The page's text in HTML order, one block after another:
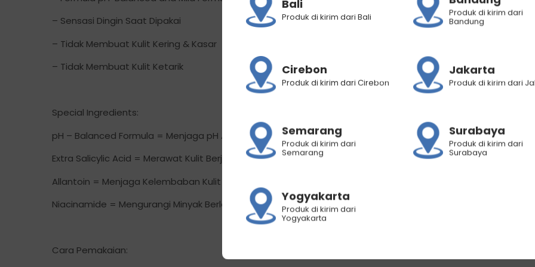
– Sensasi Dingin Saat Dipakai
– Tidak Membuat Kulit Kering & Kasar
– Tidak Membuat Kulit Ketarik
Special Ingredients:
pH – Balanced Formula = Menjaga pH Alami Kulit & Aman Untuk Kulit Sensitif
Extra Salicylic Acid = Merawat Kulit Berjerawat, Mengangkat Sel Kulit Mati & Bersihkan Pori-Pori
Allantoin = Menjaga Kelembaban Kulit & Tidak Menimbulkan Iritasi
Niacinamide = Mengurangi Minyak Berlebih & Menjaga Skin Barrier
Cara Pemakaian:
Bali
Produk di kirim dari Bali Produk di kirim dari
Bandung
Cirebon
Produk di kirim dari Cirebon
Jakarta
Produk di kirim dari
Semarang
Produk di kirim dari
Semarang
Surabaya
Produk di kirim dari
Surabaya
Yogyakarta
Produk di kirim dari
Yogyakarta